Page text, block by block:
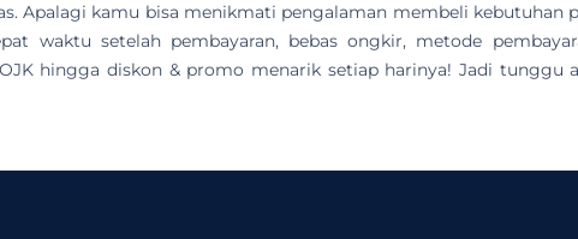
Apalagi kamu bisa menikmati pengalaman membeli kebutuhan
waktu setelah pembayaran, bebas ongkir, metode
hingga diskon & promo menarik setiap harinya! Jadi tunggu